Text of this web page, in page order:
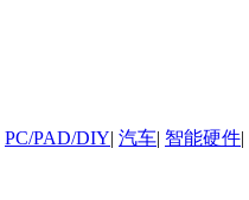
PC/PAD/DIY| 汽车| 智能硬件|